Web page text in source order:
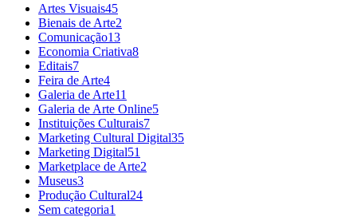
Artes Visuais45
Bienais de Arte2
Comunicação13
Economia Criativa8
Editais7
Feira de Arte4
Galeria de Arte11
Galeria de Arte Online5
Instituições Culturais7
Marketing Cultural Digital35
Marketing Digital51
Marketplace de Arte2
Museus3
Produção Cultural24
Sem categoria1